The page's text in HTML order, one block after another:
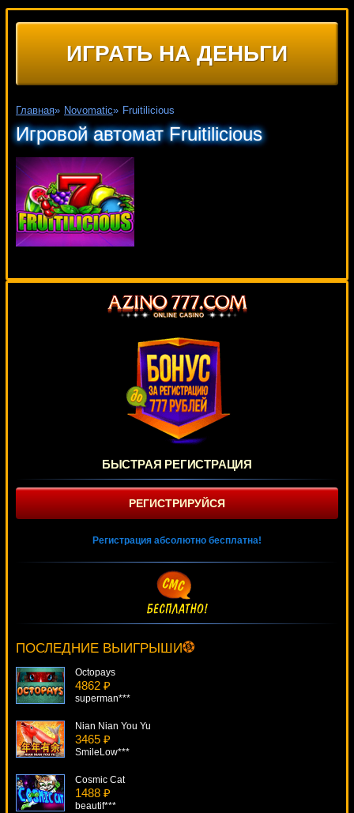
ИГРАТЬ НА ДЕНЬГИ
Главная» Novomatic» Fruitilicious
Игровой автомат Fruitilicious
БЫСТРАЯ РЕГИСТРАЦИЯ
РЕГИСТРИРУЙСЯ
Регистрация абсолютно бесплатна!
ПОСЛЕДНИЕ ВЫИГРЫШИ
Root77***
Octopays
4862 ₽
superman***
Nian Nian You Yu
3465 ₽
SmileLow***
Cosmic Cat
1488 ₽
beautif***